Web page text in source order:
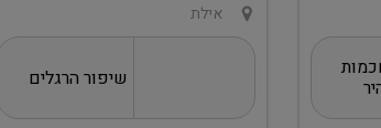
אילת
שיפור הרגלים